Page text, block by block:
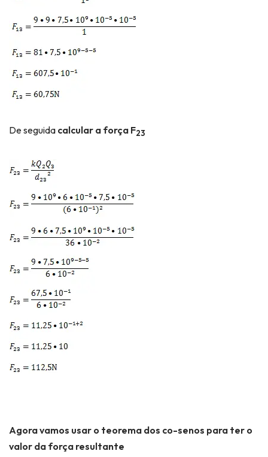
De seguida calcular a força F23
Agora vamos usar o teorema dos co-senos para ter o
valor da força resultante